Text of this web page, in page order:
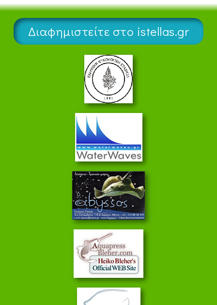
Διαφημιστείτε στο istellas.gr